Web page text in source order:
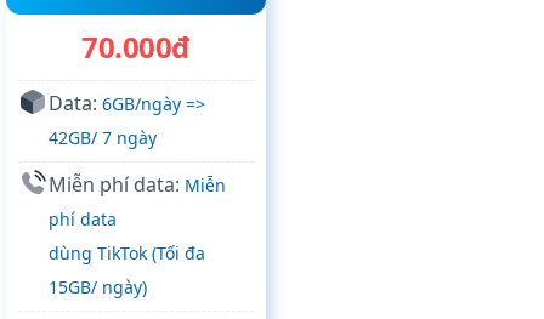
70.000đ
Data: 6GB/ngày =>
42GB/ 7 ngày
Miễn phí data: Miễn
phí data
dùng TikTok (Tối đa
15GB/ ngày)